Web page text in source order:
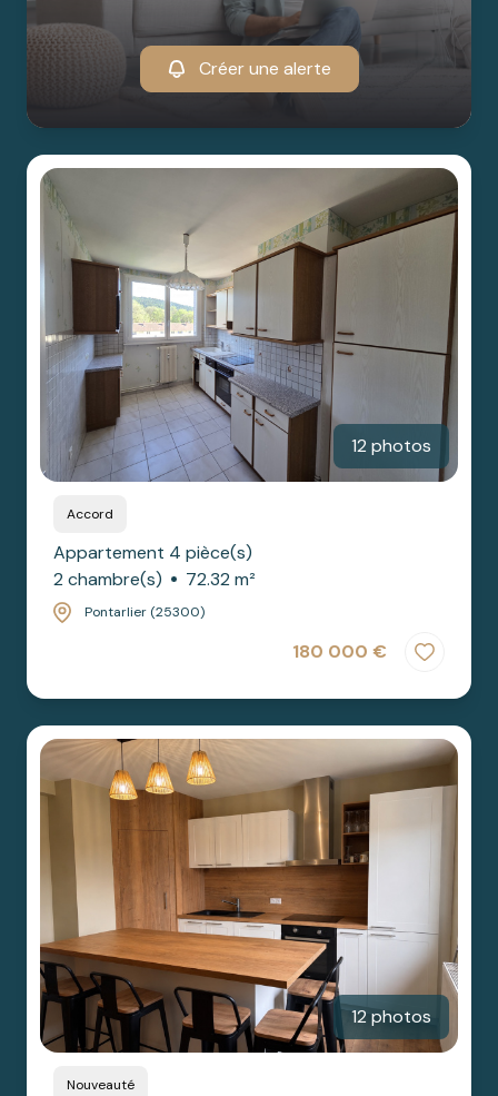
Créer une alerte
12 photos
Accord
Appartement 4 pièce(s)
2 chambre(s)
72.32 m²
Pontarlier (25300)
180 000 €
12 photos
Nouveauté